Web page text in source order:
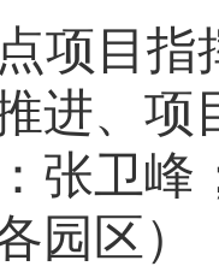
项目指
进、项
张卫峰
园区）